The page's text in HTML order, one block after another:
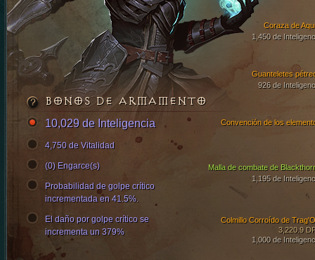
Coraza de
1,450 de
Guanteletes
926 de
Malla de combate de
1,195 de
Colmillo Corroído de
3,220.9
1,000 de
Convención de los
BONOS DE ARMAMENTO
10,029 de Inteligencia
4,750 de Vitalidad
(0) Engarce(s)
Probabilidad de golpe crítico
incrementada en 41.5%.
El daño por golpe crítico se
incrementa un 379%